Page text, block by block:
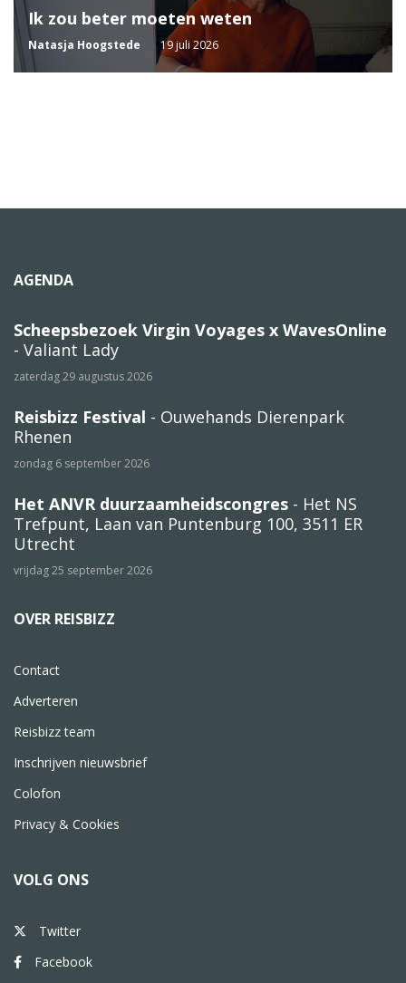
Ik zou beter moeten weten
Natasja Hoogstede 19 juli 2026
AGENDA
Scheepsbezoek Virgin Voyages x WavesOnline
- Valiant Lady
zaterdag 29 augustus 2026
Reisbizz Festival - Ouwehands Dierenpark
Rhenen
zondag 6 september 2026
Het ANVR duurzaamheidscongres - Het NS
Trefpunt, Laan van Puntenburg 100, 3511 ER
Utrecht
vrijdag 25 september 2026
OVER REISBIZZ
Contact
Adverteren
Reisbizz team
Inschrijven nieuwsbrief
Colofon
Privacy & Cookies
VOLG ONS
Twitter
Facebook